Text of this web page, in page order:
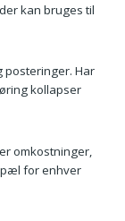
kan bruges til
posteringer. Har
kollapser
omkostninger,
for enhver